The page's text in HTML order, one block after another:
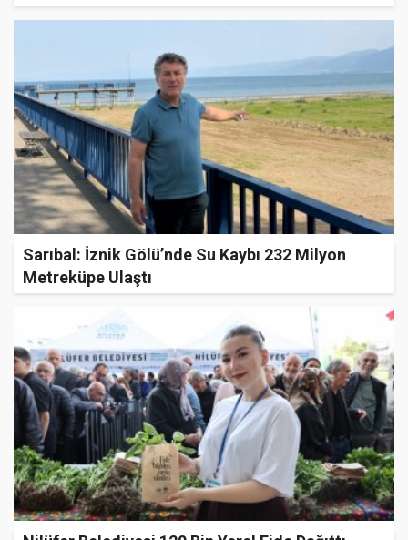
Sarıbal: İznik Gölü’nde Su Kaybı 232 Milyon
Metreküpe Ulaştı